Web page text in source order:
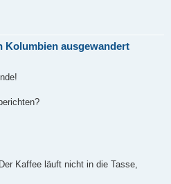
Kolumbien ausgewandert
Kaffee läuft nicht in die Tasse,